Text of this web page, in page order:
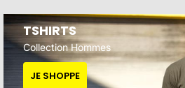
TSHIRTS
Collection Hommes
JE SHOPPE